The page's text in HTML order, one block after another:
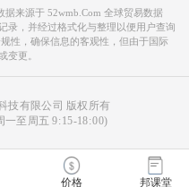
据来源于 52wmb.com 全球贸易数据
录，并经过格式化与整理以便用户查询
性，确保信息的客观性，但由于国际
变更。
技有限公司 版权所有
一至周五 9:15-18:00)
价格 邦课堂